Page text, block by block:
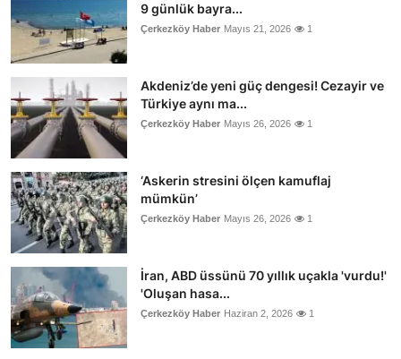
9 günlük bayra...
Çerkezköy Haber Mayıs 21, 2026 1
Akdeniz’de yeni güç dengesi! Cezayir ve
Türkiye aynı ma...
Çerkezköy Haber Mayıs 26, 2026 1
‘Askerin stresini ölçen kamuflaj
mümkün’
Çerkezköy Haber Mayıs 26, 2026 1
İran, ABD üssünü 70 yıllık uçakla 'vurdu!'
'Oluşan hasa...
Çerkezköy Haber Haziran 2, 2026 1